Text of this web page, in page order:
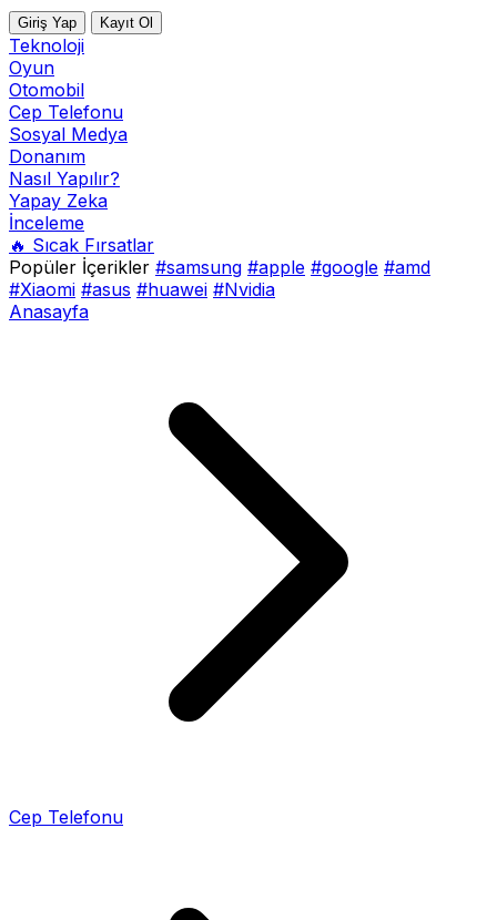
Giriş Yap Kayıt Ol
Teknoloji
Oyun
Otomobil
Cep Telefonu
Sosyal Medya
Donanım
Nasıl Yapılır?
Yapay Zeka
İnceleme
🔥 Sıcak Fırsatlar
Popüler İçerikler #samsung #apple #google #amd
#Xiaomi #asus #huawei #Nvidia
Anasayfa
Cep Telefonu